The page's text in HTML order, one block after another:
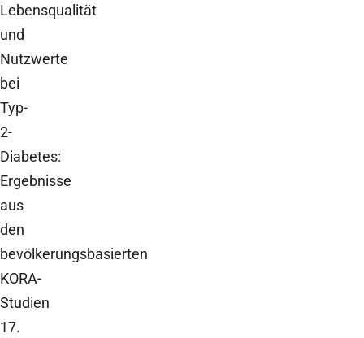
Lebensqualität
und
Nutzwerte
bei
Typ-
2-
Diabetes:
Ergebnisse
aus
den
bevölkerungsbasierten
KORA-
Studien
17.